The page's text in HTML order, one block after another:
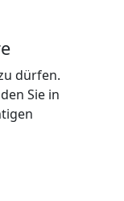
dürfen.
Sie in